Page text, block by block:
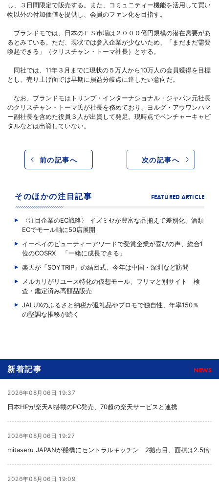
し、３日間限定で販売する。また、コミュニティー機能を活用して買い
物以外の付加価値を提供し、会員のファン化を目指す。
ブランドモでは、日本のＦＳ市場は２０００億円規模の潜在需要があ
るとみている。ただ、現状では参入企業が少ないため、「まだまだ需要
喚起できる」（クリスチャン・トーマ社長）とする。
同社では、11年３月までに現状の５万人から10万人の会員獲得を目標
とし、売り上げ面では早期に損益分岐点に達したい意向だ。
なお、ブランドモはトリンプ・インターナショナル・ジャパン元社長
のクリスチャン・トーマ氏が社長を務めており、ヨルグ・アウワンハマ
ー副社長を含めた役員３人が出資して発足。現時点でベンチャーキャピ
タルなどは出資していない。
前の記事へ 次の記事へ
そのほかの注目記事 FEATURED ARTICLE
〈注目企業のEC戦略〉 イズミセが豊富な品揃えで差別化、酒類
ECでモール軸に50店展開
イーベイのビューティーアワードで受賞企業が喜びの声、総合1
位のCOSRX 「一緒に成長できる」
楽天が「SOYTRIP」の結団式、今年は中国・深圳など訪問
メルカリがリユース特化の仮想モール、フリマと別サイト 検
査・鑑定済み高額品販売
JALUXのふるさと納税が返礼品やプロモで独自性、年率150％
の堅調な推移が続く
新着記事 NEWS
2026年08月06日 19:37
日本HPが楽天AI搭載のPC発売、70超の楽天サービスと連携
2026年08月06日 19:27
mitaseru JAPANが船橋にセントラルキッチン 2拠点目、面積は2.5倍
2026年08月06日 19:09